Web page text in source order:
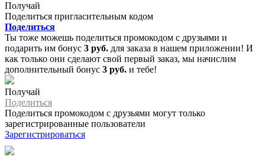
Получай
Поделиться пригласительным кодом
Поделиться
Ты тоже можешь поделиться промокодом с друзьями и
подарить им бонус 3 руб. для заказа в нашем приложении! И
как только они сделают свой первый заказ, мы начислим
дополнительный бонус 3 руб. и тебе!
Получай
Поделиться
Поделиться промокодом с друзьями могут только
зарегистрированные пользователи
Зарегистрироваться